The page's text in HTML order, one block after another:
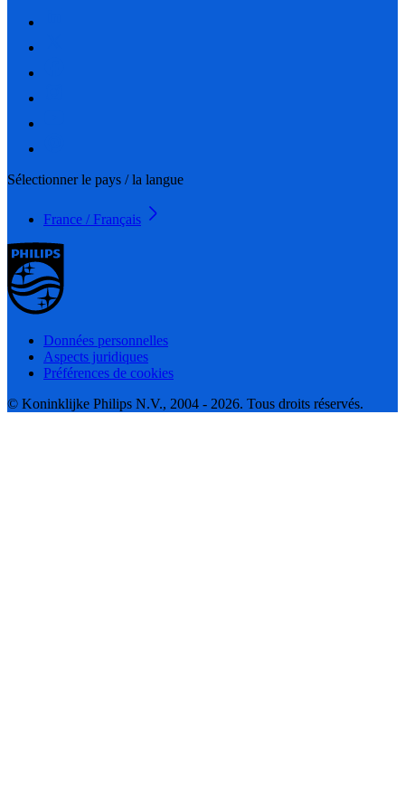
Sélectionner le pays / la langue
France / Français
Données personnelles
Aspects juridiques
Préférences de cookies
© Koninklijke Philips N.V., 2004 - 2026. Tous droits réservés.